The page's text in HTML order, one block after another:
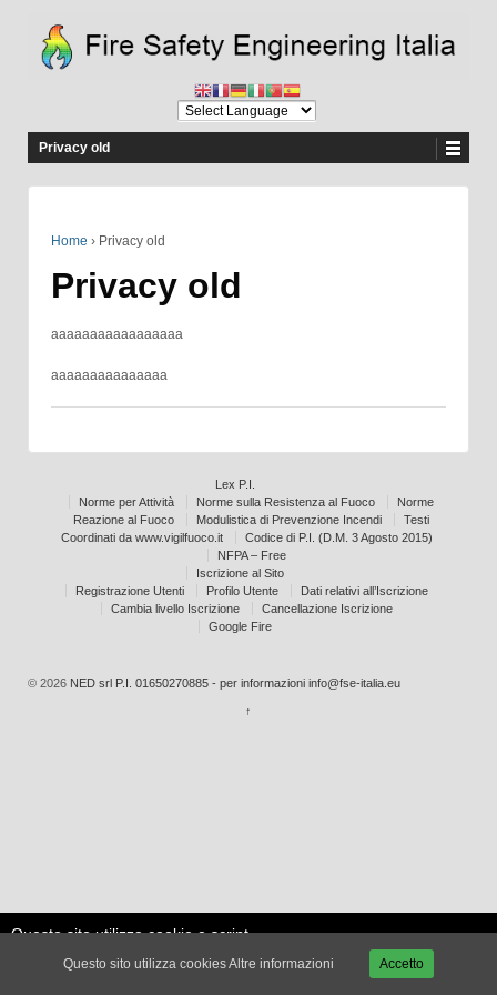
Privacy old
Home › Privacy old
Privacy old
aaaaaaaaaaaaaaaaa
aaaaaaaaaaaaaaa
Lex P.I.
Norme per Attività
Norme sulla Resistenza al Fuoco
Norme
Reazione al Fuoco
Modulistica di Prevenzione Incendi
Testi
Coordinati da www.vigilfuoco.it
Codice di P.I. (D.M. 3 Agosto 2015)
NFPA – Free
Iscrizione al Sito
Registrazione Utenti
Profilo Utente
Dati relativi all’Iscrizione
Cambia livello Iscrizione
Cancellazione Iscrizione
Google Fire
© 2026 NED srl P.I. 01650270885 - per informazioni info@fse-italia.eu
↑
Questo sito utilizza cookie e script
esperienza.
impostazioni
Accetta
Questo sito utilizza cookiesAltre informazioni Accetto